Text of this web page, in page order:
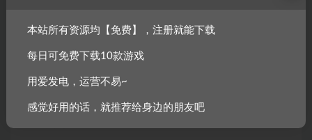
系统需求
SteamOS + Linux
本站所有资源均【免费】，注册就能下载
每日可免费下载10款游戏
用爱发电，运营不易~
感觉好用的话，就推荐给身边的朋友吧